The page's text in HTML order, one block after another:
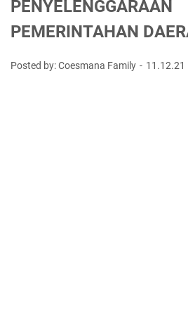
PENYELENGGARAAN
PEMERINTAHAN
Posted by: Coesmana Family 11.12.21